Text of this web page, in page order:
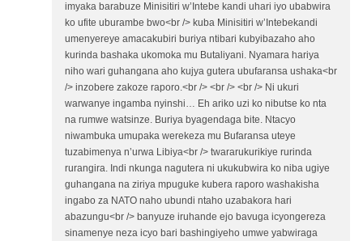
imyaka barabuze Minisitiri w’Intebe kandi uhari iyo ubabwira
ko ufite uburambe bwo<br /> kuba Minisitiri w’Intebekandi
umenyereye amacakubiri buriya ntibari kubyibazaho aho
kurinda bashaka ukomoka mu Butaliyani. Nyamara hariya
niho wari guhangana aho kujya gutera ubufaransa ushaka<br
/> inzobere zakoze raporo.<br /> <br /> <br /> Ni ukuri
warwanye ingamba nyinshi… Eh ariko uzi ko nibutse ko nta
na rumwe watsinze. Buriya byagendaga bite. Ntacyo
niwambuka umupaka werekeza mu Bufaransa uteye
tuzabimenya n’urwa Libiya<br /> twararukurikiye rurinda
rurangira. Indi nkunga nagutera ni ukukubwira ko niba ugiye
guhangana na ziriya mpuguke kubera raporo washakisha
ingabo za NATO naho ubundi ntaho uzabakora hari
abazungu<br /> banyuze iruhande ejo bavuga icyongereza
sinamenye neza icyo bari bashingiyeho umwe yabwiraga